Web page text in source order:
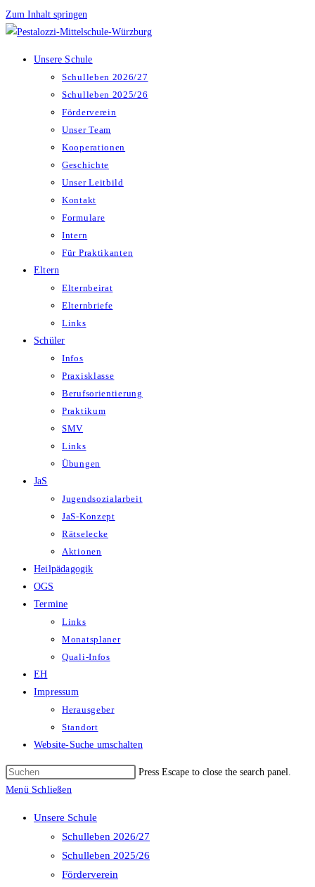
Zum Inhalt springen
Unsere Schule
Schulleben 2026/27
Schulleben 2025/26
Förderverein
Unser Team
Kooperationen
Geschichte
Unser Leitbild
Kontakt
Formulare
Intern
Für Praktikanten
Eltern
Elternbeirat
Elternbriefe
Links
Schüler
Infos
Praxisklasse
Berufsorientierung
Praktikum
SMV
Links
Übungen
JaS
Jugendsozialarbeit
JaS-Konzept
Rätselecke
Aktionen
Heilpädagogik
OGS
Termine
Links
Monatsplaner
Quali-Infos
EH
Impressum
Herausgeber
Standort
Website-Suche umschalten
Press Escape to close the search panel.
Menü Schließen
Unsere Schule
Schulleben 2026/27
Schulleben 2025/26
Förderverein